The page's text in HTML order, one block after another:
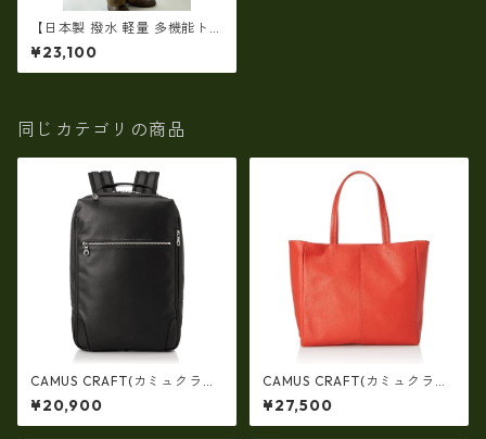
【日本製 撥水 軽量 多機能トー
トバッグメンズ】INNFITH SA
FFIANOビジネストートバッグ
大容量 自立 メンズ B4 A4 通
¥23,100
同じカテゴリの商品
CAMUS CRAFT(カミュクラフ
ト) ビジネスバッグ リュック
サック 日本製 撥水 軽量 ユニ
セックス cc-2702
¥20,900
CAMUS CRAFT(カミュクラフ
ト) ビジネスバッグ トートバ
ッグ 日本製 撥水 軽量 ユニセ
ックス cc-2703
¥27,500